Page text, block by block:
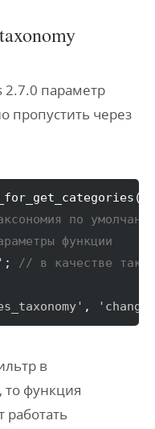
2.7.0 параметр
пропустить через
(
по
функции
;
// в качестве
,
в
функция
работать